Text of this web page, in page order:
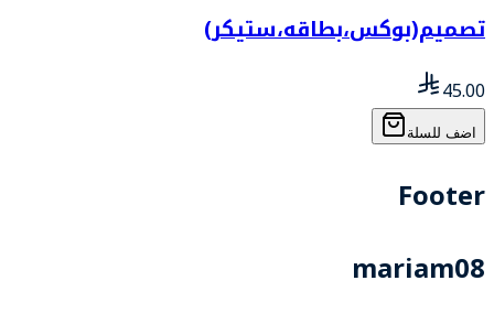
تصميم(بوكس،بطاقه،ستيكر)
45.00
اضف للسلة
Footer
mariam08